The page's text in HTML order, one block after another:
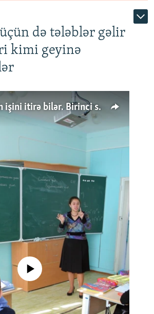
də tələblər gəlir
kimi geyinə
50 min müəllim işini itirə bilər. Birinci sinfə gedənlər azalır
source currently available